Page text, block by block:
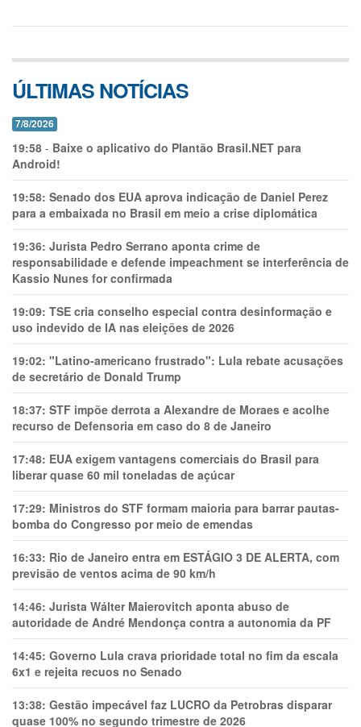
ÚLTIMAS NOTÍCIAS
7/8/2026
19:58 - Baixe o aplicativo do Plantão Brasil.NET para
Android!
19:58: Senado dos EUA aprova indicação de Daniel Perez
para a embaixada no Brasil em meio a crise diplomática
19:36: Jurista Pedro Serrano aponta crime de
responsabilidade e defende impeachment se interferência de
Kassio Nunes for confirmada
19:09: TSE cria conselho especial contra desinformação e
uso indevido de IA nas eleições de 2026
19:02: "Latino-americano frustrado": Lula rebate acusações
de secretário de Donald Trump
18:37: STF impõe derrota a Alexandre de Moraes e acolhe
recurso de Defensoria em caso do 8 de Janeiro
17:48: EUA exigem vantagens comerciais do Brasil para
liberar quase 60 mil toneladas de açúcar
17:29: Ministros do STF formam maioria para barrar pautas-
bomba do Congresso por meio de emendas
16:33: Rio de Janeiro entra em ESTÁGIO 3 DE ALERTA, com
previsão de ventos acima de 90 km/h
14:46: Jurista Wálter Maierovitch aponta abuso de
autoridade de André Mendonça contra a autonomia da PF
14:45: Governo Lula crava prioridade total no fim da escala
6x1 e rejeita recuos no Senado
13:38: Gestão impecável faz LUCRO da Petrobras disparar
quase 100% no segundo trimestre de 2026